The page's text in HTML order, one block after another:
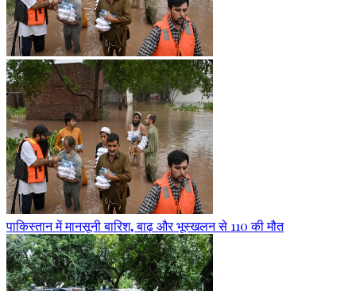
पाकिस्तान में मानसूनी बारिश, बाढ़ और भूस्खलन से 110 की मौत